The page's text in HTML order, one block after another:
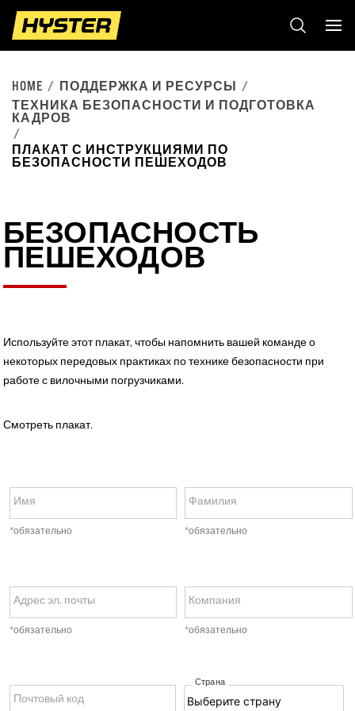
HOME
ПОДДЕРЖКА И РЕСУРСЫ
ТЕХНИКА БЕЗОПАСНОСТИ И ПОДГОТОВКА
КАДРОВ
ПЛАКАТ С ИНСТРУКЦИЯМИ ПО
БЕЗОПАСНОСТИ ПЕШЕХОДОВ
БЕЗОПАСНОСТЬ
ПЕШЕХОДОВ
Используйте этот плакат, чтобы напомнить вашей команде о
некоторых передовых практиках по технике безопасности при
работе с вилочными погрузчиками.
Смотреть плакат.
Имя
*обязательно
Фамилия
*обязательно
Адрес эл. почты
*обязательно
Компания
*обязательно
Почтовый код
Страна